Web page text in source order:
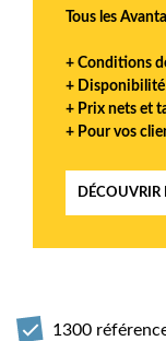
Tous les
+ Conditions
+
+ Prix nets et
+ Pour vos
DÉCOUVRIR
1300